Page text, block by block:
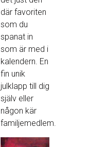
där favoriten
som du
spanat in
som är med i
kalendern. En
fin unik
julklapp till dig
själv eller
någon kär
familjemedlem.